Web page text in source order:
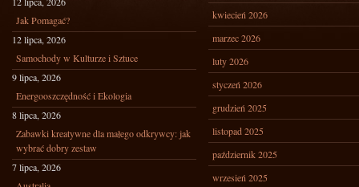
Jak Pomagać?
12 lipca, 2026
Samochody w Kulturze i Sztuce
9 lipca, 2026
Energooszczędność i Ekologia
8 lipca, 2026
Zabawki kreatywne dla małego odkrywcy: jak
wybrać dobry zestaw
7 lipca, 2026
kwiecień 2026
marzec 2026
luty 2026
styczeń 2026
grudzień 2025
listopad 2025
październik 2025
wrzesień 2025